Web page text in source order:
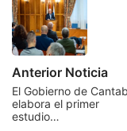
Anterior Noticia
El Gobierno de
elabora el primer
estudio…